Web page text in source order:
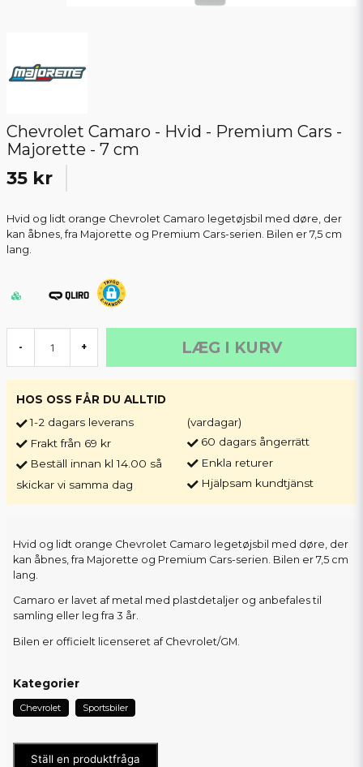
Chevrolet Camaro - Hvid - Premium Cars -
Majorette - 7 cm
35 kr
Hvid og lidt orange Chevrolet Camaro legetøjsbil med døre, der
kan åbnes, fra Majorette og Premium Cars-serien. Bilen er 7,5 cm
lang.
- + LÆG I KURV
HOS OSS FÅR DU ALLTID
1-2 dagars leverans
Frakt från 69 kr
Beställ innan kl 14.00 så
skickar vi samma dag
(vardagar)
60 dagars ångerrätt
Enkla returer
Hjälpsam kundtjänst
Hvid og lidt orange Chevrolet Camaro legetøjsbil med døre, der
kan åbnes, fra Majorette og Premium Cars-serien. Bilen er 7,5 cm
lang.
Camaro er lavet af metal med plastdetaljer og anbefales til
samling eller leg fra 3 år.
Bilen er officielt licenseret af Chevrolet/GM.
Kategorier
Chevrolet Sportsbiler
Ställ en produktfråga